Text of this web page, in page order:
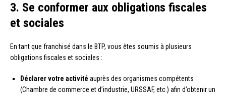
3. Se conformer aux obligations fiscales
et sociales
En tant que franchisé dans le BTP, vous êtes soumis à plusieurs
obligations fiscales et sociales :
Déclarer votre activité auprès des organismes compétents
(Chambre de commerce et d’industrie, URSSAF, etc.) afin d’obtenir un